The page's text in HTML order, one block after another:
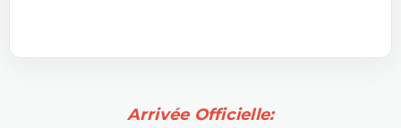
Arrivée Officielle: